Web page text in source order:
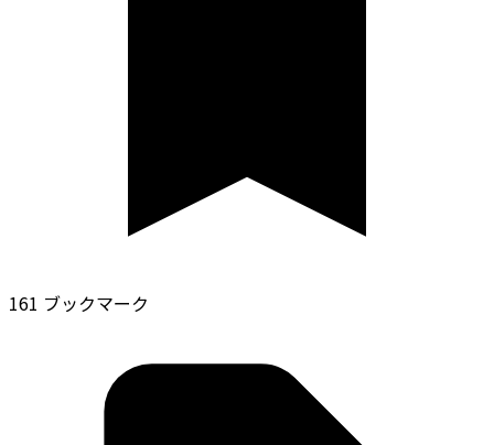
161 ブックマーク